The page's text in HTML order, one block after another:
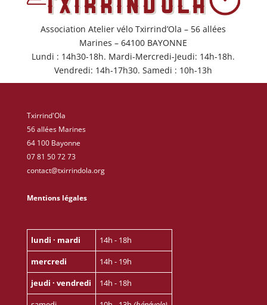
Association Atelier vélo Txirrind’Ola – 56 allées
Marines – 64100 BAYONNE
Lundi : 14h30-18h. Mardi-Mercredi-Jeudi: 14h-18h.
Vendredi: 14h-17h30. Samedi : 10h-13h
Txirrind'Ola
56 allées Marines
64 100 Bayonne
07 81 50 72 73
contact@txirrindola.org
Mentions légales
lundi · mardi
14h - 18h
mercredi
14h - 19h
jeudi · vendredi
14h - 18h